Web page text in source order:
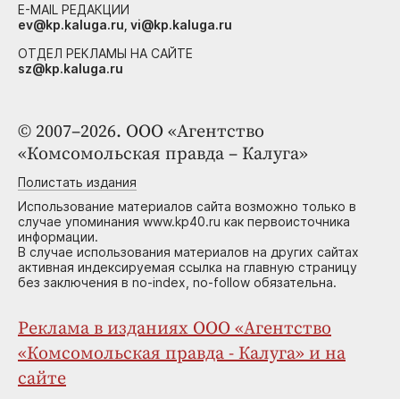
© 2007–2026. ООО «Агентство
«Комсомольская правда – Калуга»
Полистать издания
Использование материалов сайта возможно только в
случае упоминания www.kp40.ru как первоисточника
информации.
В случае использования материалов на других сайтах
активная индексируемая ссылка на главную страницу
без заключения в no-index, no-follow обязательна.
Реклама в изданиях ООО «Агентство
«Комсомольская правда - Калуга» и на
сайте
E-MAIL РЕДАКЦИИ
ev@kp.kaluga.ru, vi@kp.kaluga.ru
ОТДЕЛ РЕКЛАМЫ НА САЙТЕ
sz@kp.kaluga.ru